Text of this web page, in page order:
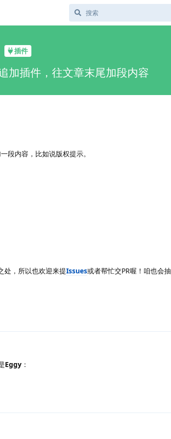
插件
插件，往文章末尾加段内容
段内容，比如说版权提示。
处，所以也欢迎来提Issues或者帮忙交PR喔！咱也会抽
Eggy ：